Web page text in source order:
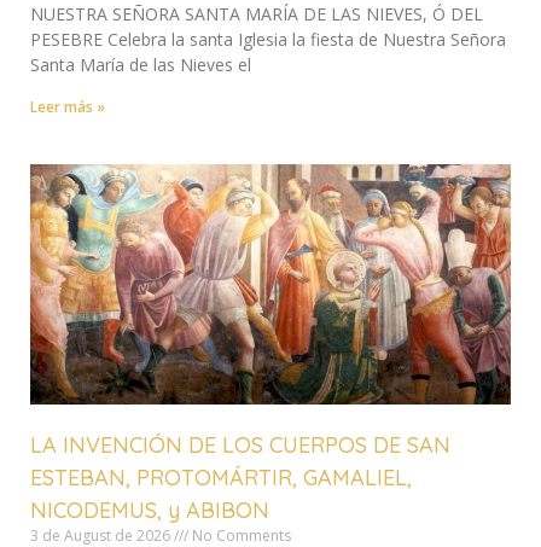
NUESTRA SEÑORA SANTA MARÍA DE LAS NIEVES, Ó DEL
PESEBRE Celebra la santa Iglesia la fiesta de Nuestra Señora
Santa María de las Nieves el
Leer más »
LA INVENCIÓN DE LOS CUERPOS DE SAN
ESTEBAN, PROTOMÁRTIR, GAMALIEL,
NICODEMUS, y ABIBON
3 de August de 2026 No Comments